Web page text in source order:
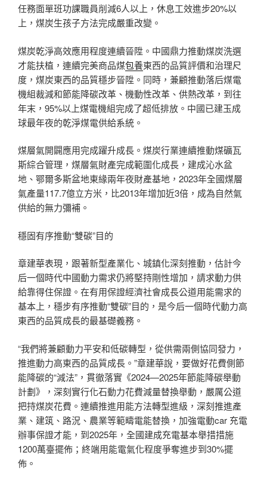
任務面單班功課職員削減6人以上，休息工效進步20%以
上，煤炭生孩子方法完成嚴重改變。
煤炭乾淨高效應用程度連續晉陞。中國鼎力推動煤炭洗選
才能扶植，連續完美商品煤包養東西的品質評價和治理尺
度，煤炭東西的品質穩步晉陞。同時，兼顧推動落后煤電
機組裁減和節能降碳改革、機動性改革、供熱改革，到往
年末，95%以上煤電機組完成了超低排放。中國已建玉成
球最年夜的乾淨煤電供給系統。
煤層氣開闢應用完成躍升成長。煤炭行業連續推動煤礦瓦
斯綜合管理，煤層氣財產完成範圍化成長，建成沁水盆
地、鄂爾多斯盆地東緣兩年夜財產基地，2023年全國煤層
氣產量117.7億立方米，比2013年增加近3倍，成為自然氣
供給的無力彌補。
穩固有序推動“雙碳”目的
章建華表現，跟著新型產業化、城鎮化深刻推動，估計今
后一個時代中國動力需求仍將堅持剛性增加，請求動力供
給靠得住保證。在有用保證經濟社會成長公道用能需求的
基本上，穩步有序推動“雙碳”目的，是今后一個時代動力高
東西的品質成長的最基礎義務。
“我們將兼顧動力平安和低碳轉型，從供需兩側協同發力，
推進動力高東西的品質成長。”章建華說，要做好花費側節
能降碳的“減法”，貫徹落實《2024—2025年節能降碳舉動
計劃》，深刻實行化石動力花費減量替換舉動，嚴厲公道
把持煤炭花費。連續推進用能方法轉型進級，深刻推進產
業、建筑、路況、農業等範疇電能替換，加強電動car 充電
辦事保證才能，到2025年，全國建成充電基本舉措措施
1200萬臺擺佈；終端用能電氣化程度爭奪進步到30%擺
佈。